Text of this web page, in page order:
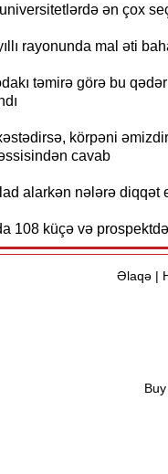
ən çox
rayonunda mal əti
təmirə görə bu
körpəni
cavab
alarkən nələrə diqqət
108 küçə və
Əlaqə|